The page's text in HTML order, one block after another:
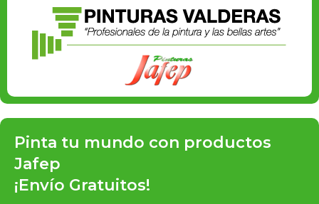
Pinta tu mundo con productos
Jafep
¡Envío Gratuitos!